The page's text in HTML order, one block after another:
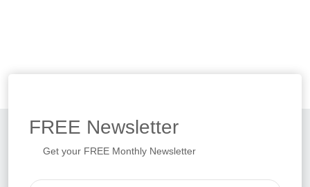
FREE Newsletter
Get your FREE Monthly Newsletter